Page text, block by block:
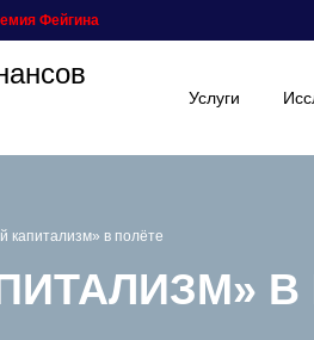
Фейгина
Услуги
в полёте
В